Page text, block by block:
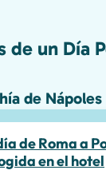
de un Día
de Nápoles
de Roma a
en el hotel